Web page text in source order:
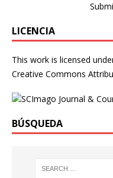
LICENCIA
This work is licensed
Creative Commons
BÚSQUEDA